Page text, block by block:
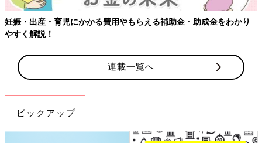
【ワクチン接種できるものも】妊婦の感染症対策、知っておいて！
連載一覧へ
ピックアップ